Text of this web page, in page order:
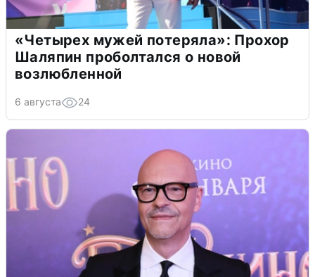
«Четырех мужей потеряла»: Прохор
Шаляпин проболтался о новой
возлюбленной
6 августа 24